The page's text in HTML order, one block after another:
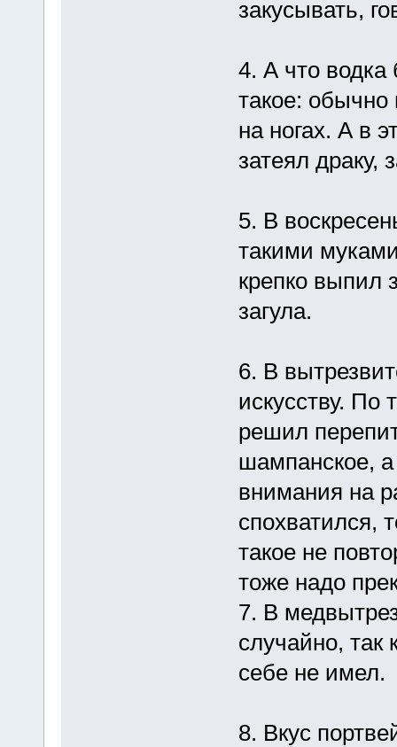
закусывать,
4. А что водка
такое: обычно
на ногах. А в
затеял драку,
5. В
такими
крепко выпил
загула.
6. В
искусству. По
решил
шампанское,
внимания на
спохватился,
такое не
тоже надо
7. В
случайно, так
себе не имел.
8. Вкус